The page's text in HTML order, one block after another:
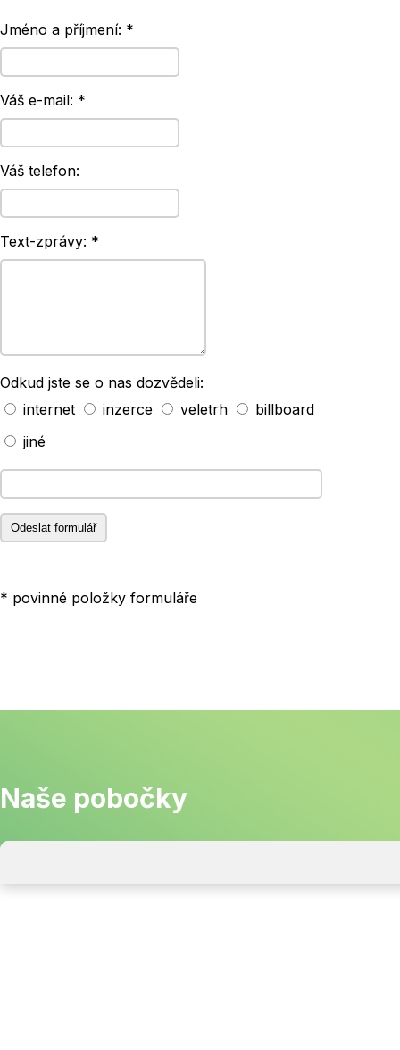
Jméno a příjmení: *
Váš e-mail: *
Váš telefon:
Text-zprávy: *
Odkud jste se o nas dozvědeli:
internet
inzerce veletrh
billboard
jiné
* povinné položky formuláře
Naše pobočky